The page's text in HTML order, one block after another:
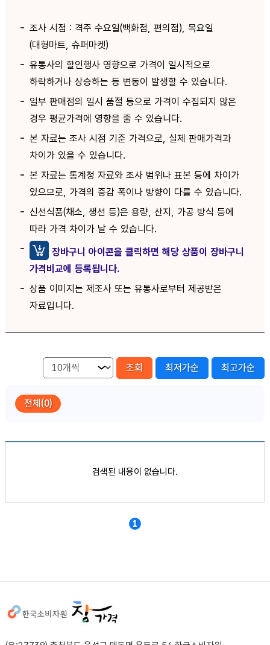
조사 시점 : 격주 수요일(백화점, 편의점), 목요일
(대형마트, 슈퍼마켓)
유통사의 할인행사 영향으로 가격이 일시적으로
하락하거나 상승하는 등 변동이 발생할 수 있습니다.
일부 판매점의 일시 품절 등으로 가격이 수집되지 않은
경우 평균가격에 영향을 줄 수 있습니다.
본 자료는 조사 시점 기준 가격으로, 실제 판매가격과
차이가 있을 수 있습니다.
본 자료는 통계청 자료와 조사 범위나 표본 등에 차이가
있으므로, 가격의 증감 폭이나 방향이 다를 수 있습니다.
신선식품(채소, 생선 등)은 용량, 산지, 가공 방식 등에
따라 가격 차이가 날 수 있습니다.
장바구니 아이콘을 클릭하면 해당 상품이 장바구니
가격비교에 등록됩니다.
상품 이미지는 제조사 또는 유통사로부터 제공받은
자료입니다.
조회 최저가순 최고가순
전체(0)
검색된 내용이 없습니다.
1